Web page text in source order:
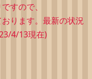
すので、
ります。最新の状況
4/13現在)